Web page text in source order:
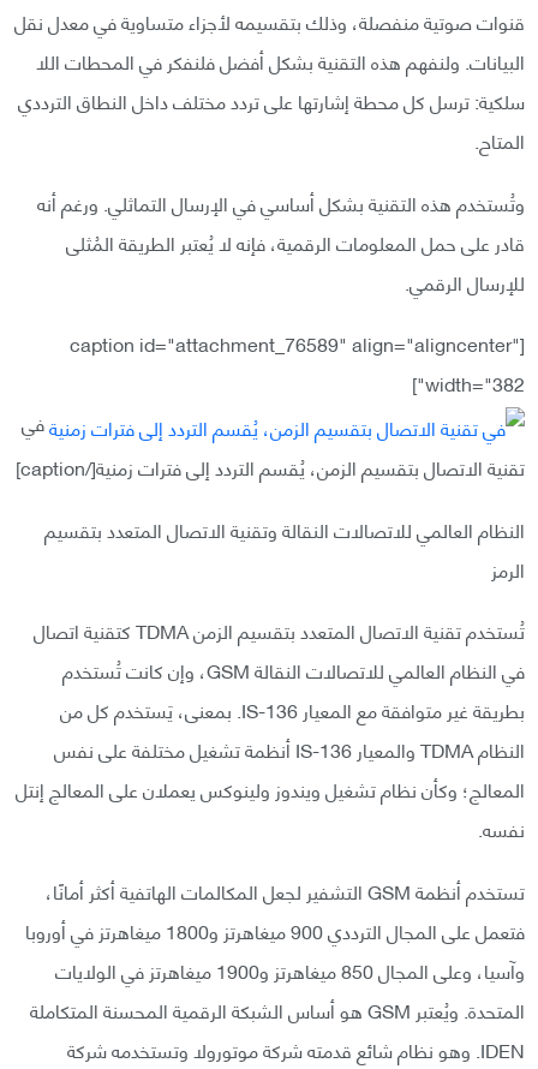
قنوات صوتية منفصلة، وذلك بتقسيمه لأجزاء متساوية في معدل نقل
البيانات. ولنفهم هذه التقنية بشكل أفضل فلنفكر في المحطات اللا
سلكية: ترسل كل محطة إشارتها على تردد مختلف داخل النطاق الترددي
المتاح.
وتُستخدم هذه التقنية بشكل أساسي في الإرسال التماثلي. ورغم أنه
قادر على حمل المعلومات الرقمية، فإنه لا يُعتبر الطريقة المُثلى
للإرسال الرقمي.
[caption id="attachment_76589" align="aligncenter"
width="382"]
في
تقنية الاتصال بتقسيم الزمن، يُقسم التردد إلى فترات زمنية[/caption]
النظام العالمي للاتصالات النقالة وتقنية الاتصال المتعدد بتقسيم
الرمز
تُستخدم تقنية الاتصال المتعدد بتقسيم الزمن TDMA كتقنية اتصال
في النظام العالمي للاتصالات النقالة GSM، وإن كانت تُستخدم
بطريقة غير متوافقة مع المعيار IS-136. بمعنى، يَستخدم كل من
النظام TDMA والمعيار IS-136 أنظمة تشغيل مختلفة على نفس
المعالج؛ وكأن نظام تشغيل ويندوز ولينوكس يعملان على المعالج إنتل
نفسه.
تستخدم أنظمة GSM التشفير لجعل المكالمات الهاتفية أكثر أمانًا،
فتعمل على المجال الترددي 900 ميغاهرتز و1800 ميغاهرتز في أوروبا
وآسيا، وعلى المجال 850 ميغاهرتز و1900 ميغاهرتز في الولايات
المتحدة. ويُعتبر GSM هو أساس الشبكة الرقمية المحسنة المتكاملة
IDEN. وهو نظام شائع قدمته شركة موتورولا وتستخدمه شركة